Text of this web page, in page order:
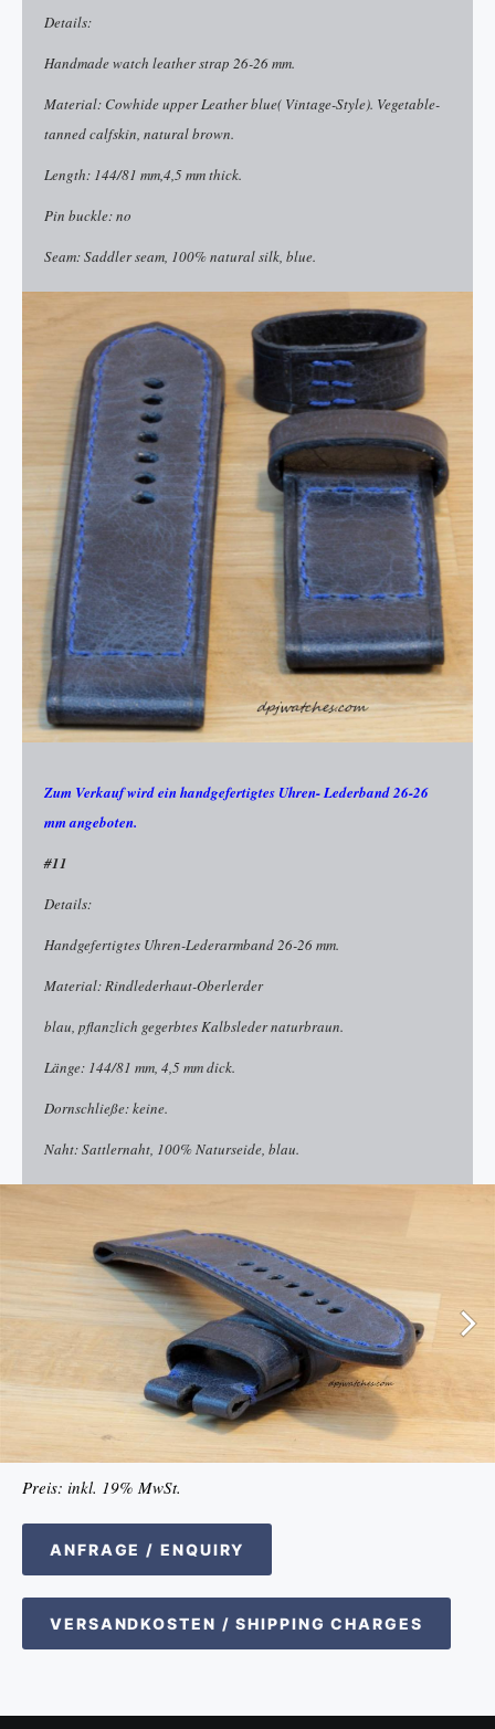
Details:
Handmade watch leather strap 26-26 mm.
Material: Cowhide upper Leather blue( Vintage-Style). Vegetable-
tanned calfskin, natural brown.
Length: 144/81 mm,4,5 mm thick.
Pin buckle: no
Seam: Saddler seam, 100% natural silk, blue.
Zum Verkauf wird ein handgefertigtes Uhren- Lederband 26-26
mm angeboten.
#11
Details:
Handgefertigtes Uhren-Lederarmband 26-26 mm.
Material: Rindlederhaut-Oberlerder
blau, pflanzlich gegerbtes Kalbsleder naturbraun.
Länge: 144/81 mm, 4,5 mm dick.
Dornschließe: keine.
Naht: Sattlernaht, 100% Naturseide, blau.
Preis: inkl. 19% MwSt.
ANFRAGE / ENQUIRY
VERSANDKOSTEN / SHIPPING CHARGES